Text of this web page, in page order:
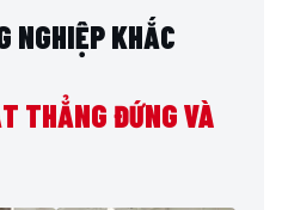
NGHIỆP KHẮC
THẲNG ĐỨNG VÀ